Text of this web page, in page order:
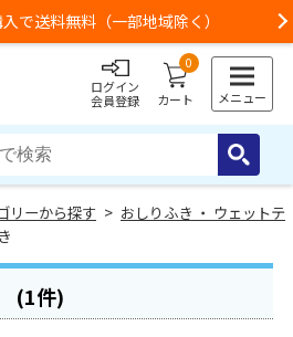
で送料無料（一部地域除く）
ログイン
会員登録
0
カート メニュー
リーから探す > おしりふき ・ ウェットテ
(1件)